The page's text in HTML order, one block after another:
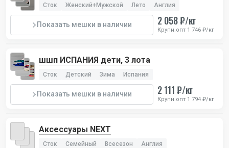
Сток Женский+Мужской Лето Англия
Показать мешки в наличии 2 058 ₽/кг
Крупн.опт 1 746 ₽/кг
шшп ИСПАНИЯ дети, 3 лота
Сток Детский Зима Испания
Показать мешки в наличии 2 111 ₽/кг
Крупн.опт 1 794 ₽/кг
Аксессуары NEXT
Сток Семейный Всесезон Англия